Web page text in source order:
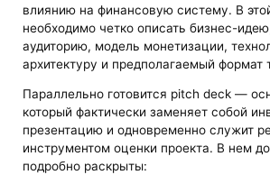
влиянию на финансовую систему. В
необходимо четко описать бизнес-
аудиторию, модель монетизации,
архитектуру и предполагаемый формат
Параллельно готовится pitch deck —
который фактически заменяет собой
презентацию и одновременно служит
инструментом оценки проекта. В нем
подробно раскрыты: